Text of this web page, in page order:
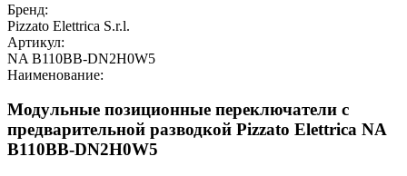
Бренд:
Pizzato Elettrica S.r.l.
Артикул:
NA B110BB-DN2H0W5
Наименование:
Модульные позиционные переключатели с
предварительной разводкой Pizzato Elettrica NA
B110BB-DN2H0W5